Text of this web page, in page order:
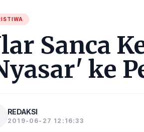
Sanca
ke
REDAKSI
2019-06-27 12:16:33